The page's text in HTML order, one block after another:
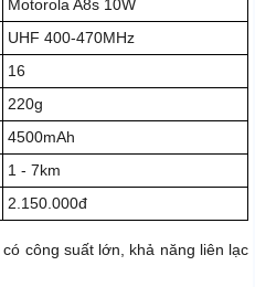
Motorola A8s 10W
UHF 400-470MHz
16
220g
4500mAh
1 - 7km
2.150.000đ
công suất lớn, khả năng liên lạc